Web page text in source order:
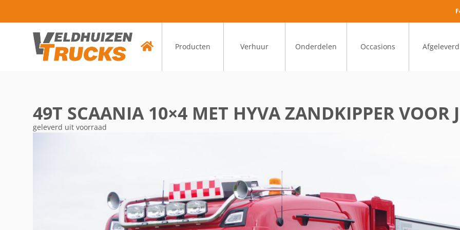
Producten Verhuur Onderdelen Occasions Afgeleverd
49T SCAANIA 10×4 MET HYVA ZANDKIPPER VOOR
geleverd uit voorraad